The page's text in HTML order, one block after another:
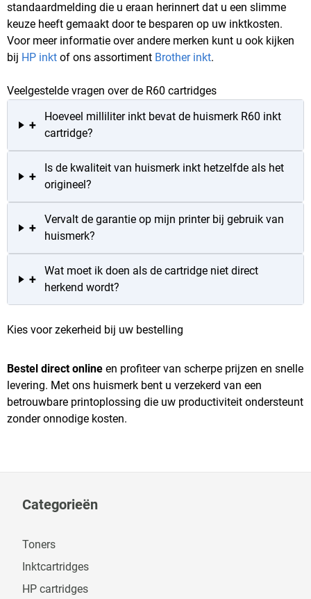
standaardmelding die u eraan herinnert dat u een slimme
keuze heeft gemaakt door te besparen op uw inktkosten.
Voor meer informatie over andere merken kunt u ook kijken
bij HP inkt of ons assortiment Brother inkt.
Veelgestelde vragen over de R60 cartridges
+
Hoeveel milliliter inkt bevat de huismerk R60 inkt
cartridge?
+
Is de kwaliteit van huismerk inkt hetzelfde als het
origineel?
+
Vervalt de garantie op mijn printer bij gebruik van
huismerk?
+
Wat moet ik doen als de cartridge niet direct
herkend wordt?
Kies voor zekerheid bij uw bestelling
Bestel direct online en profiteer van scherpe prijzen en snelle
levering. Met ons huismerk bent u verzekerd van een
betrouwbare printoplossing die uw productiviteit ondersteunt
zonder onnodige kosten.
Categorieën
Toners
Inktcartridges
HP cartridges